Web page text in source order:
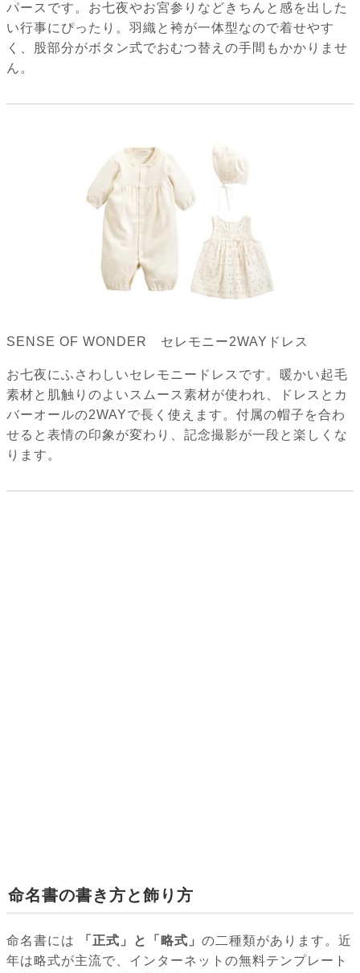
パースです。お七夜やお宮参りなどきちんと感を出した
い行事にぴったり。羽織と袴が一体型なので着せやす
く、股部分がボタン式でおむつ替えの手間もかかりませ
ん。
SENSE OF WONDER セレモニー2WAYドレス
お七夜にふさわしいセレモニードレスです。暖かい起毛
素材と肌触りのよいスムース素材が使われ、ドレスとカ
バーオールの2WAYで長く使えます。付属の帽子を合わ
せると表情の印象が変わり、記念撮影が一段と楽しくな
ります。
命名書の書き方と飾り方
命名書には 「正式」と「略式」 の二種類があります。近
年は略式が主流で、インターネットの無料テンプレート